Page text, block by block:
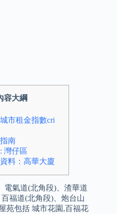
容大綱
市租金指數cri
南
灣仔區
料：高華大廈
電氣道(北角段)、渣華道
福道(北角段)、炮台山
苑包括 城市花園,百福花